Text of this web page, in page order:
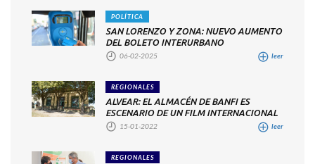
POLÍTICA
SAN LORENZO Y ZONA: NUEVO AUMENTO
DEL BOLETO INTERURBANO
06-02-2025 leer
REGIONALES
ALVEAR: EL ALMACÉN DE BANFI ES
ESCENARIO DE UN FILM INTERNACIONAL
15-01-2022 leer
REGIONALES